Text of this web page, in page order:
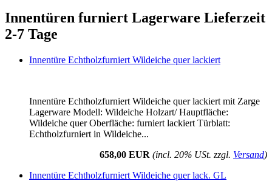
Innentüren furniert Lagerware Lieferzeit
2-7 Tage
Innentüre Echtholzfurniert Wildeiche quer lackiert
Innentüre Echtholzfurniert Wildeiche quer lackiert mit Zarge
Lagerware Modell: Wildeiche Holzart/ Hauptfläche:
Wildeiche quer Oberfläche: furniert lackiert Türblatt:
Echtholzfurniert in Wildeiche...
658,00 EUR (incl. 20% USt. zzgl. Versand)
Innentüre Echtholzfurniert Wildeiche quer lack. GL